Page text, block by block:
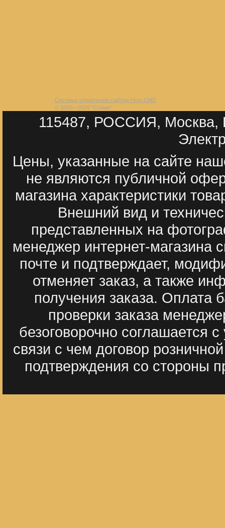
Система управления сайтом Host CMS
© 2005—2025 "Соним"
115487, РОССИЯ, Москва,
Цены, указанные на сайте
не являются публичной
магазина характеристики
Внешний вид и
представленных на
менеджер интернет-магазина
почте и подтверждает,
отменяет заказ, а также
получения заказа. Оплата
проверки заказа
безоговорочно соглашается
связи с чем договор
подтверждения со стороны